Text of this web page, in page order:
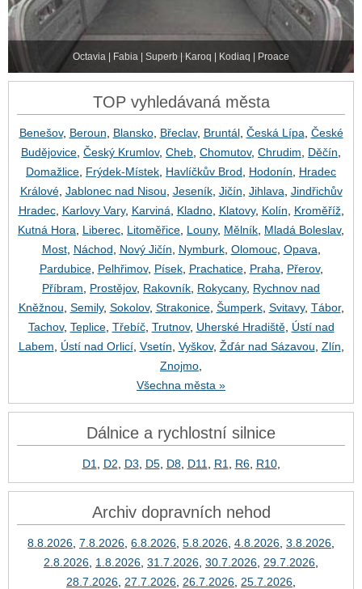
Octavia | Fabia | Superb | Karoq | Kodiaq | Proace
TOP vyhledávaná města
Benešov, Beroun Blansko, Břeclav, Bruntál, Česká Lípa České
Budějovice Český Krumlov, Cheb Chomutov, Chrudim Děčín
Domažlice Frýdek-Místek Havlíčkův Brod Hodonín
Hradec
Králové, Jablonec nad Nisou Jeseník, Jičín Jihlava Jindřichův
Hradec, Karlovy Vary, Karviná Kladno, Klatovy, Kolín Kroměříž,
Kutná Hora
Liberec Litoměřice Louny, Mělník Mladá Boleslav,
Most, Náchod Nový Jičín Nymburk, Olomouc, Opava
Pardubice, Pelhřimov, Písek, Prachatice, Praha Přerov,
Příbram
Prostějov, Rakovník Rokycany, Rychnov nad
Kněžnou Semily, Sokolov, Strakonice, Šumperk, Svitavy, Tábor,
Tachov, Teplice, Třebíč, Trutnov, Uherské Hradiště, Ústí nad
Labem
Ústí nad Orlicí, Vsetín Vyškov, Žďár nad Sázavou Zlín
Znojmo
Všechna města »
Dálnice a rychlostní silnice
D1 D2 D3 D5, D8, D11 R1 R6, R10,
Archiv dopravních nehod
8.8.2026 7.8.2026 6.8.2026 5.8.2026 4.8.2026 3.8.2026
2.8.2026 1.8.2026 31.7.2026 30.7.2026 29.7.2026
28.7.2026 27.7.2026 26.7.2026 25.7.2026